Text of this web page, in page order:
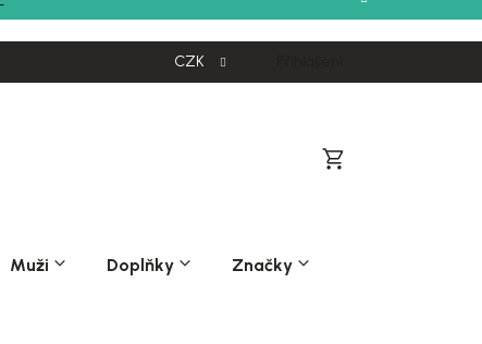
CZK
Nákupní
Muži Doplňky Značky